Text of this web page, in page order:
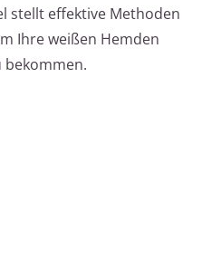
stellt effektive Methoden
Ihre weißen Hemden